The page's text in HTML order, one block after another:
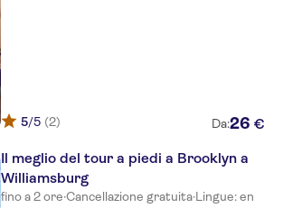
5/5 (2) Da:26 €
Il meglio del tour a piedi a Brooklyn a
Williamsburg
fino a 2 ore·Cancellazione gratuita·Lingue: en